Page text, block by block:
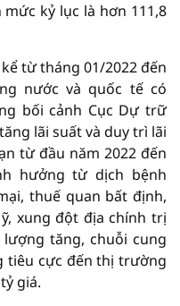
mức kỷ lục là hơn 111,8
từ tháng 01/2022 đến
nước và quốc tế có
bối cảnh Cục Dự trữ
lãi suất và duy trì lãi
từ đầu năm 2022 đến
hưởng từ dịch bệnh
thuế quan bất định,
xung đột địa chính trị
tăng, chuỗi cung
tiêu cực đến thị trường
giá.